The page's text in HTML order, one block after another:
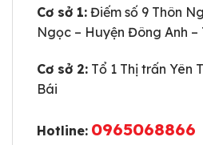
Cơ sở 1: Điếm số 9 Thôn
Ngọc – Huyện Đông Anh –
Cơ sở 2: Tổ 1 Thị trấn Yên
Bái
Hotline: 0965068866